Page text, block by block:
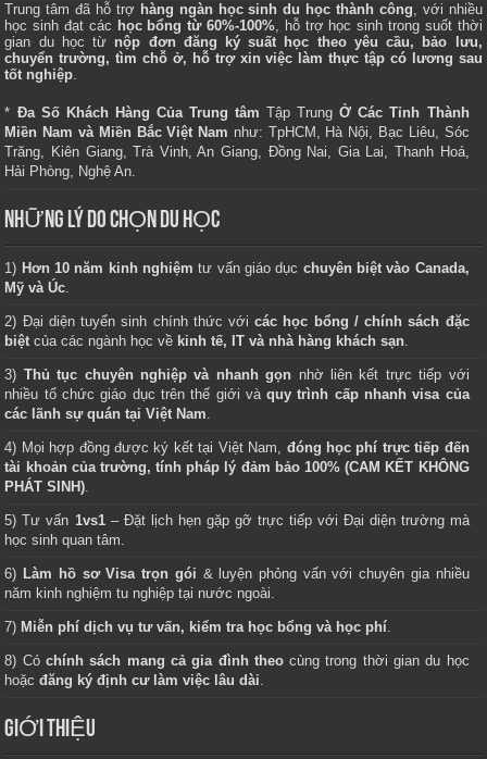
Trung tâm đã hỗ trợ hàng ngàn học sinh du học thành công, với nhiều
học sinh đạt các học bổng từ 60%-100%, hỗ trợ học sinh trong suốt thời
gian du học từ nộp đơn đăng ký suất học theo yêu cầu, bảo lưu,
chuyển trường, tìm chỗ ở, hỗ trợ xin việc làm thực tập có lương sau
tốt nghiệp.
* Đa Số Khách Hàng Của Trung tâm Tập TrungỞ Các Tỉnh Thành
Miền Nam và Miền Bắc Việt Nam như: TpHCM, Hà Nội, Bạc Liêu, Sóc
Trăng, Kiên Giang, Trà Vinh, An Giang, Đồng Nai, Gia Lai, Thanh Hoá,
Hải Phòng, Nghệ An.
NHỮNG LÝ DO CHỌN DU HỌC
1) Hơn 10 năm kinh nghiệm tư vấn giáo dục chuyên biệt vào Canada,
Mỹ và Úc.
2) Đại diện tuyển sinh chính thức vớicác học bổng / chính sách đặc
biệt của các ngành học về kinh tế, IT và nhà hàng khách sạn.
3) Thủ tục chuyên nghiệp và nhanh gọn nhờ liên kết trực tiếp với
nhiều tổ chức giáo dục trên thế giới vàquy trình cấp nhanh visa của
các lãnh sự quán tại Việt Nam.
4) Mọi hợp đồng được ký kết tại Việt Nam, đóng học phí trực tiếp đến
tài khoản của trường, tính pháp lý đảm bảo 100% (CAM KẾT KHÔNG
PHÁT SINH).
5) Tư vấn 1vs1– Đặt lịch hẹn gặp gỡ trực tiếp với Đại diện trường mà
học sinh quan tâm.
6) Làm hồ sơ Visa trọn gói & luyện phỏng vấn với chuyên gia nhiều
năm kinh nghiệm tu nghiệp tại nước ngoài.
7) Miễn phí dịch vụ tư vấn, kiểm tra học bổng và học phí.
8) Cóchính sách mang cả gia đình theocùng trong thời gian du học
hoặcđăng ký định cư làm việc lâu dài.
GIỚI THIỆU